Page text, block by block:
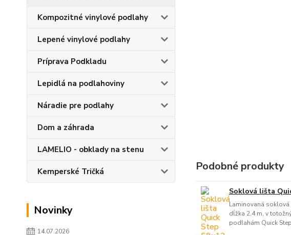
Kompozitné vinylové podlahy
Lepené vinylové podlahy
Príprava Podkladu
Lepidlá na podlahoviny
Náradie pre podlahy
Dom a záhrada
LAMELIO - obklady na stenu
Kemperské Tričká
Novinky
14.07.2026
Podobné produkty
Soklová lišta
Laminovaná soklová
dĺžka 2,4 m, v
podlahám Quick